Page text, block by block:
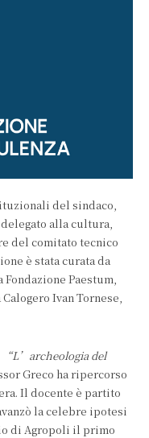
del sindaco,
alla cultura,
del comitato tecnico
è stata curata da
Paestum,
Ivan Tornese,
“L’archeologia del
Greco ha ripercorso
Il docente è partito
la celebre ipotesi
di Agropoli il primo